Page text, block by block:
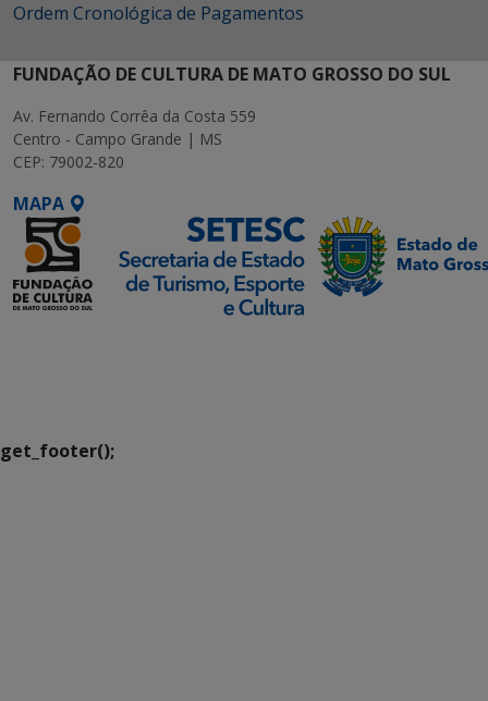
Ordem Cronológica de Pagamentos
FUNDAÇÃO DE CULTURA DE MATO GROSSO DO SUL
Av. Fernando Corrêa da Costa 559
Centro - Campo Grande | MS
CEP: 79002-820
MAPA
get_footer();